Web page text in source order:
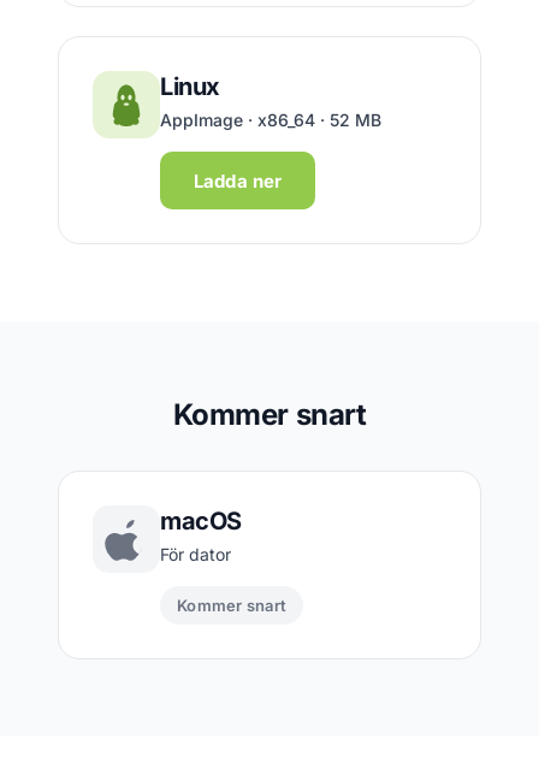
Linux
AppImage · x86_64 · 52 MB
Ladda ner
Kommer snart
macOS
För dator
Kommer snart